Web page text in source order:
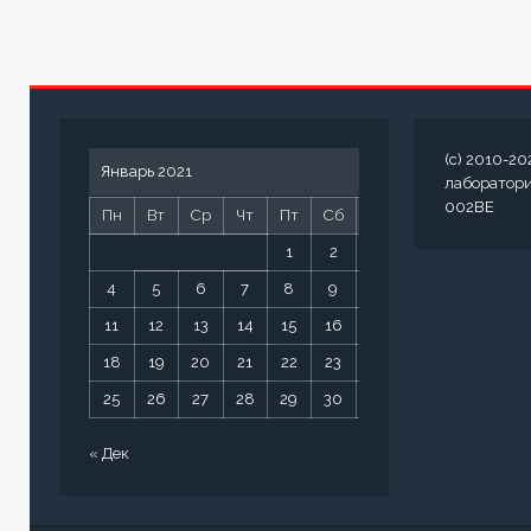
Январь 2021
Пн Вт Ср Чт Пт Сб
1 2
4 5 6 7 8 9
11 12 13 14 15 16
18 19 20 21 22 23
25 26 27 28 29 30
« Дек
(c) 2010-
002BE